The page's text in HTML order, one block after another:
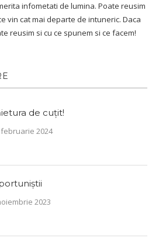
infometati de lumina. Poate reusim
vin cat mai departe de intuneric. Daca
reusim si cu ce spunem si ce facem!
de cuțit!
2024
2023